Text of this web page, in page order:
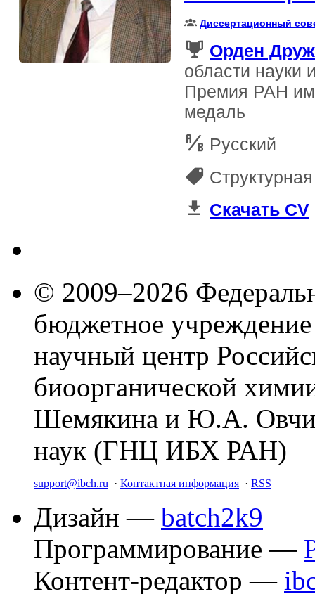
Диссертационный
Орден
области науки
Премия РАН
медаль
Русский
Скачать CV
© 2009–2026
бюджетное
научный центр
биоорганической
Шемякина и Ю.А.
наук (ГНЦ ИБХ РАН)
support@ibch.ru · Контактная информация · RSS
Дизайн — batch2k9
Программирование —
Контент-редактор —